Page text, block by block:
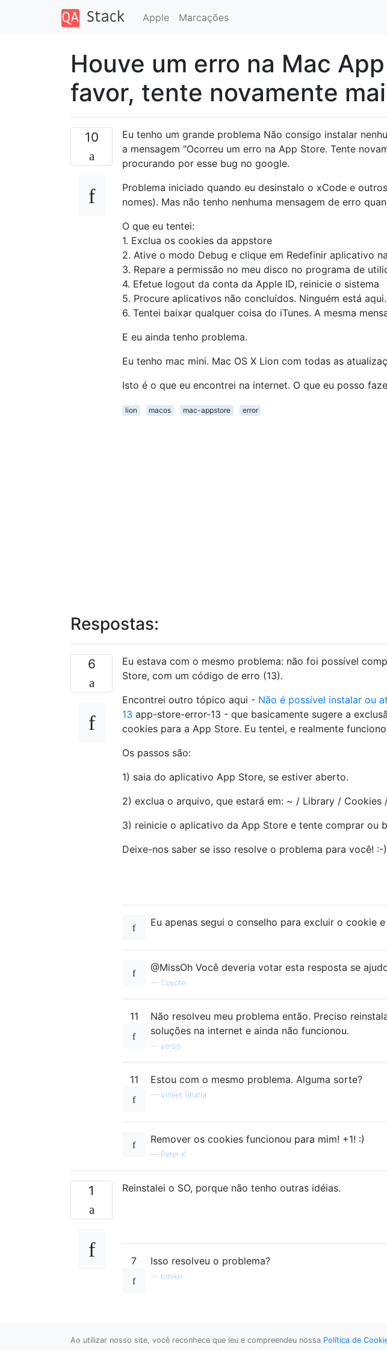
Apple Marcações
Houve um erro na Mac
favor, tente novamente
10
Eu tenho um grande problema Não consigo instalar
a mensagem "Ocorreu um erro na App Store. Tente
procurando por esse bug no google.
Problema iniciado quando eu desinstalo o xCode e
nomes). Mas não tenho nenhuma mensagem de erro
O que eu tentei:
1. Exclua os cookies da appstore
2. Ative o modo Debug e clique em Redefinir aplicativo
3. Repare a permissão no meu disco no programa de
4. Efetue logout da conta da Apple ID, reinicie o sistema
5. Procure aplicativos não concluídos. Ninguém está aqui.
6. Tentei baixar qualquer coisa do iTunes. A mesma
E eu ainda tenho problema.
Eu tenho mac mini. Mac OS X Lion com todas as
Isto é o que eu encontrei na internet. O que eu posso
lion macos mac-appstore error
Respostas:
6
Eu estava com o mesmo problema: não foi possível
Store, com um código de erro (13).
Encontrei outro tópico aqui - Não é possível instalar ou
13 app-store-error-13 - que basicamente sugere a
cookies para a App Store. Eu tentei, e realmente
Os passos são:
1) saia do aplicativo App Store, se estiver aberto.
2) exclua o arquivo, que estará em: ~ / Library / Cookies
3) reinicie o aplicativo da App Store e tente comprar ou
Deixe-nos saber se isso resolve o problema para você! :-)
Eu apenas segui o conselho para excluir o cookie
@MissOh Você deveria votar esta resposta se
— Coyote
11
Não resolveu meu problema então. Preciso
soluções na internet e ainda não funcionou.
yersis
11 Estou com o mesmo problema. Alguma sorte?
— Vineet Bhatia
Remover os cookies funcionou para mim! +1! :)
— Peter K.
1 Reinstalei o SO, porque não tenho outras idéias.
7 Isso resolveu o problema?
bmike
Ao utilizar nosso site, você reconhece que leu e compreendeu nossa Política de